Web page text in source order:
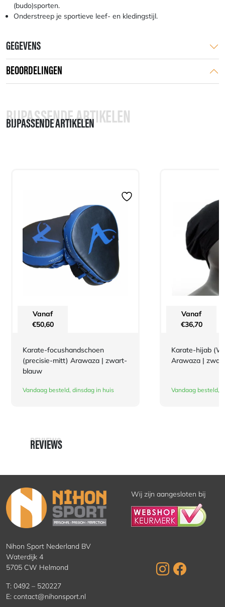
(budo)sporten.
Onderstreep je sportieve leef- en kledingstijl.
GEGEVENS
BEOORDELINGEN
BIJPASSENDE ARTIKELEN
BIJPASSENDE ARTIKELEN
Vanaf
€50,60
Karate-focushandschoen
(precisie-mitt) Arawaza | zwart-
blauw
Vandaag besteld, dinsdag in huis
Vanaf
€36,70
Karate-hijab
Arawaza | zwart
Vandaag besteld,
REVIEWS
REVIEWS
Wij zijn aangesloten bij
Nihon Sport Nederland BV
Waterdijk 4
5705 CW Helmond
T: 0492 – 520227
E: contact@nihonsport.nl